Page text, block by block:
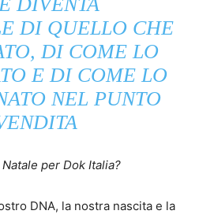
DI QUELLO CHE
DI COME LO
E DI COME LO
NEL PUNTO
per Dok Italia?
DNA, la nostra nascita e la